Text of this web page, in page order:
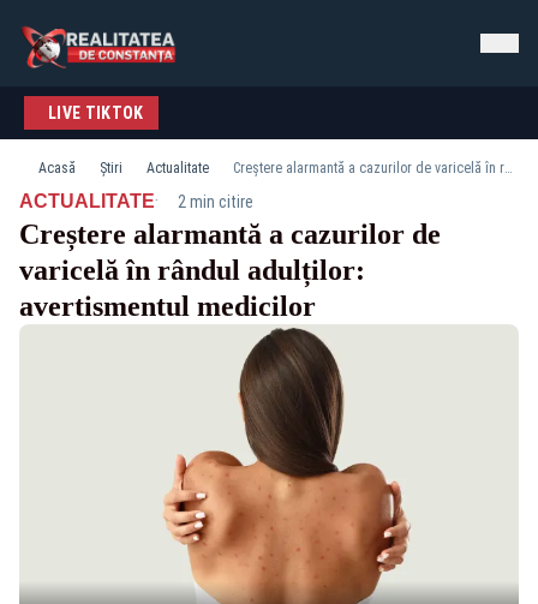
LIVE TIKTOK
Acasă Știri Actualitate Creștere alarmantă a cazurilor de varicelă în rândul adulților: avertismentul medicilor
ACTUALITATE· 2 min citire
Creștere alarmantă a cazurilor de
varicelă în rândul adulților:
avertismentul medicilor